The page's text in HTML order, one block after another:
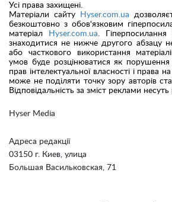
Hyser Media
Адреса редакції
03150 г. Киев, улица
Большая Васильковская, 71
Усі права захищені.
Матеріали сайту
Hyser.com.ua
безкоштовно з обов'язковим
матеріал
Hyser.com.ua.
знаходитися не нижче другого абзацу
або часткового використання
умов буде розцінюватися як
прав інтелектуальної власності і права
може не поділяти точку зору авторів
Відповідальність за зміст реклами